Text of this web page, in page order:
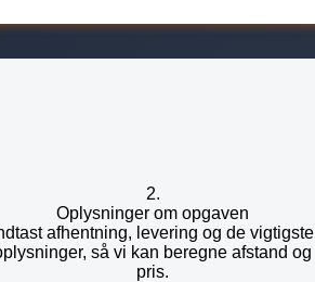
2.
Oplysninger om opgaven
afhentning, levering og de vigtigste
så vi kan beregne afstand og
pris.